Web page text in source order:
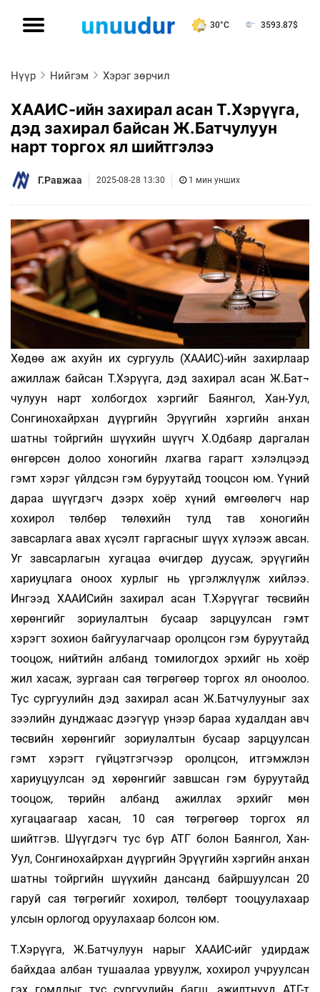
30°C 3593.87$
Нүүр Нийгэм Хэрэг зөрчил
ХААИС-ийн захирал асан Т.Хэрүүга,
дэд захирал байсан Ж.Батчулуун
нарт торгох ял шийтгэлээ
Г.Равжаа 2025-08-28 13:30 1 мин унших
Хөдөө аж ахуйн их сургууль (ХААИС)-ийн захирлаар
ажиллаж байсан Т.Хэрүүга, дэд захирал асан Ж.Бат¬
чулуун нарт холбогдох хэргийг Баянгол, Хан-Уул,
Сонгинохайрхан дүүргийн Эрүүгийн хэргийн анхан
шатны тойргийн шүүхийн шүүгч Х.Одбаяр даргалан
өнгөрсөн долоо хоногийн лхагва гарагт хэлэлцээд
гэмт хэрэг үйлдсэн гэм буруутайд тооцсон юм. Үүний
дараа шүүгдэгч дээрх хоёр хүний өмгөөлөгч нар
хохирол төлбөр төлөхийн тулд тав хоногийн
завсарлага авах хүсэлт гаргасныг шүүх хүлээж авсан.
Уг завсарлагын хугацаа өчигдөр дуусаж, эрүүгийн
хариуцлага оноох хурлыг нь үргэлжлүүлж хийлээ.
Ингээд ХААИСийн захирал асан Т.Хэрүүгаг төсвийн
хөрөнгийг зориулалтын бусаар зарцуулсан гэмт
хэрэгт зохион байгуулагчаар оролцсон гэм буруутайд
тооцож, нийтийн албанд томилогдох эрхийг нь хоёр
жил хасаж, зургаан сая төгрөгөөр торгох ял оноолоо.
Тус сургуулийн дэд захирал асан Ж.Батчулууныг зах
зээлийн дунджаас дээгүүр үнээр бараа худалдан авч
төсвийн хөрөнгийг зориулалтын бусаар зарцуулсан
гэмт хэрэгт гүйцэтгэгчээр оролцсон, итгэмжлэн
хариуцуулсан эд хөрөнгийг завшсан гэм буруутайд
тооцож, төрийн албанд ажиллах эрхийг мөн
хугацаагаар хасан, 10 сая төгрөгөөр торгох ял
шийтгэв. Шүүгдэгч тус бүр АТГ болон Баянгол, Хан-
Уул, Сонгинохайрхан дүүргийн Эрүүгийн хэргийн анхан
шатны тойргийн шүүхийн дансанд байршуулсан 20
гаруй сая төгрөгийг хохирол, төлбөрт тооцуулахаар
улсын орлогод оруулахаар болсон юм.
Т.Хэрүүга, Ж.Батчулуун нарыг ХААИС-ийг удирдаж
байхдаа албан тушаалаа урвуулж, хохирол учруулсан